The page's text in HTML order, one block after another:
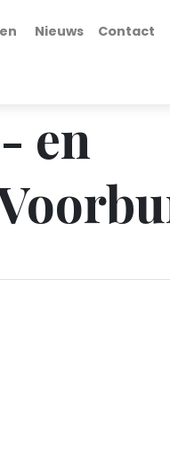
Nieuws Contact
en